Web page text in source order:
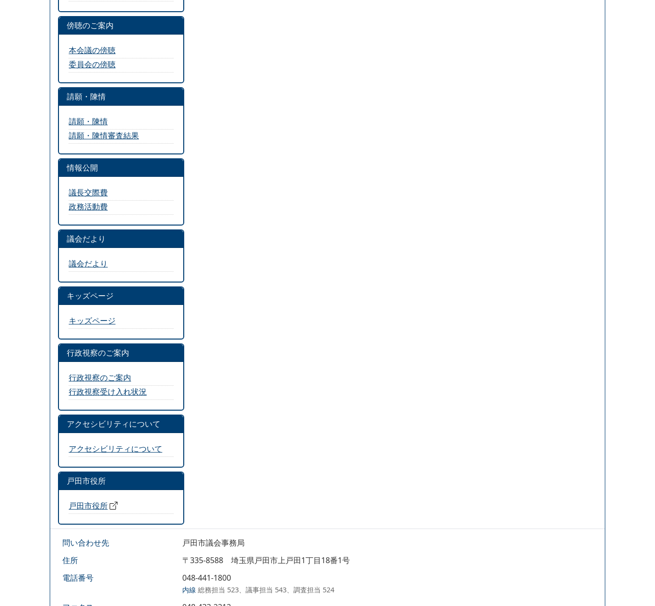
傍聴のご案内
本会議の傍聴
委員会の傍聴
請願・陳情
請願・陳情
請願・陳情審査結果
情報公開
議長交際費
政務活動費
議会だより
議会だより
キッズページ
キッズページ
行政視察のご案内
行政視察のご案内
行政視察受け入れ状況
アクセシビリティについて
アクセシビリティについて
戸田市役所
戸田市役所
問い合わせ先
戸田市議会事務局
住所
〒335-8588 埼玉県戸田市上戸田1丁目18番1号
電話番号
048-441-1800
内線 総務担当 523、議事担当 543、調査担当 524